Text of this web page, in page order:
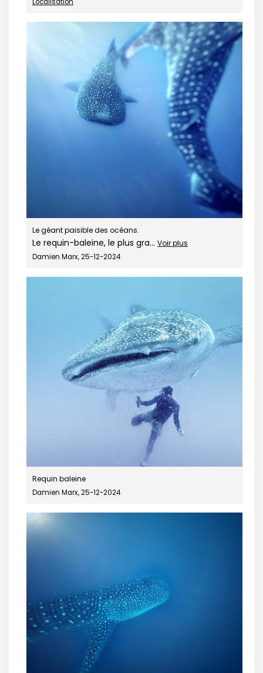
Le géant paisible des océans.
Le requin-baleine, le plus gra... Voir plus
Damien Marx, 25-12-2024
Requin baleine
Damien Marx, 25-12-2024